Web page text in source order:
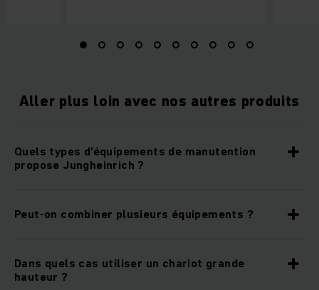
Aller plus loin avec nos autres produits
Quels types d’équipements de manutention
propose Jungheinrich ?
Peut-on combiner plusieurs équipements ?
Dans quels cas utiliser un chariot grande
hauteur ?